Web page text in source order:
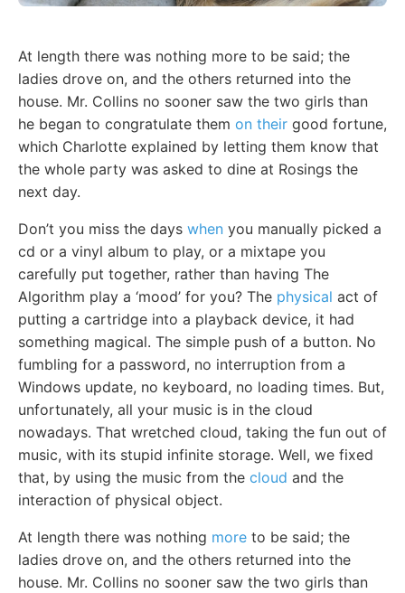
At length there was nothing more to be said; the
ladies drove on, and the others returned into the
house. Mr. Collins no sooner saw the two girls than
he began to congratulate them on their good fortune,
which Charlotte explained by letting them know that
the whole party was asked to dine at Rosings the
next day.
Don’t you miss the days when you manually picked a
cd or a vinyl album to play, or a mixtape you
carefully put together, rather than having The
Algorithm play a ‘mood’ for you? The physical act of
putting a cartridge into a playback device, it had
something magical. The simple push of a button. No
fumbling for a password, no interruption from a
Windows update, no keyboard, no loading times. But,
unfortunately, all your music is in the cloud
nowadays. That wretched cloud, taking the fun out of
music, with its stupid infinite storage. Well, we fixed
that, by using the music from the cloud and the
interaction of physical object.
At length there was nothing more to be said; the
ladies drove on, and the others returned into the
house. Mr. Collins no sooner saw the two girls than